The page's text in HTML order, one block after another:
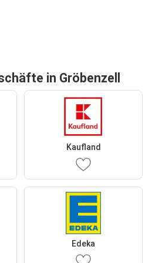
in Gröbenzell
Kaufland
Edeka